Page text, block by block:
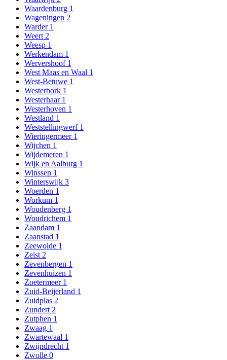
Waardenburg 1
Wageningen 2
Warder 1
Weert 2
Weesp 1
Werkendam 1
Wervershoof 1
West Maas en Waal 1
West-Betuwe 1
Westerbork 1
Westerhaar 1
Westerhoven 1
Westland 1
Weststellingwerf 1
Wieringermeer 1
Wijchen 1
Wijdemeren 1
Wijk en Aalburg 1
Winssen 1
Winterswijk 3
Woerden 1
Workum 1
Woudenberg 1
Woudrichem 1
Zaandam 1
Zaanstad 1
Zeewolde 1
Zeist 2
Zevenbergen 1
Zevenhuizen 1
Zoetermeer 1
Zuid-Beijerland 1
Zuidplas 2
Zundert 2
Zutphen 1
Zwaag 1
Zwartewaal 1
Zwijndrecht 1
Zwolle 0